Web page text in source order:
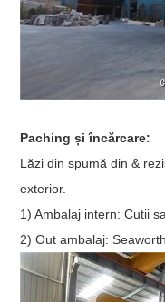
Paching și încărcare:
Lăzi din spumă din &
exterior.
1) Ambalaj intern: Cutii
2) Out ambalaj: